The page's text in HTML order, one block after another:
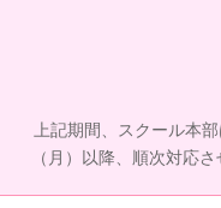
上記期間、スクール本
（月）以降、順次対応